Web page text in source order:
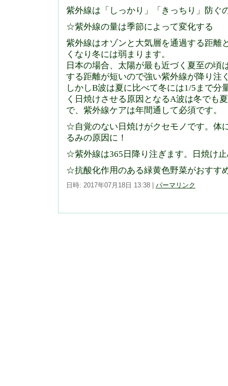
紫外線は「しっかり」「きっちり」防ぐ
☆紫外線の量は季節によって変化する
紫外線はオゾンと大気層を通過する距離
くなり冬には弱まります。
日本の場合、太陽が最も近づく夏至の頃
する距離が短いので強い紫外線が降り注
しかしB波は夏に比べて冬には1/5まで分
く日焼けさせる原因となるA波は冬でも
で、紫外線ケアは年間通して必須です。
☆自覚のない日焼けがクセモノです。体
るみの原因に！
☆紫外線は365日降り注ぎます。日焼け
☆抗酸化作用のある緑黄色野菜がおすす
日時: 2017年07月18日 13:38 パーマリンク